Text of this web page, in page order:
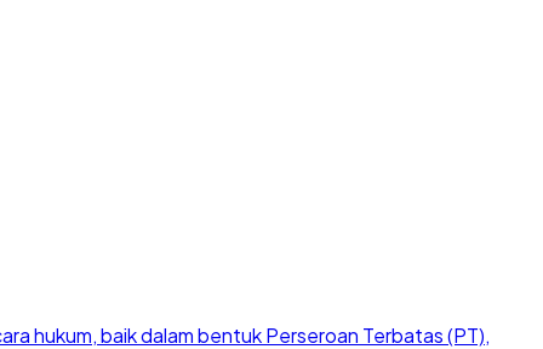
hukum, baik dalam bentuk Perseroan Terbatas (PT),